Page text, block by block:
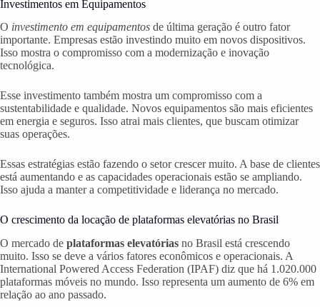
Investimentos em Equipamentos
O investimento em equipamentos de última geração é outro fator
importante. Empresas estão investindo muito em novos dispositivos.
Isso mostra o compromisso com a modernização e inovação
tecnológica.
Esse investimento também mostra um compromisso com a
sustentabilidade e qualidade. Novos equipamentos são mais eficientes
em energia e seguros. Isso atrai mais clientes, que buscam otimizar
suas operações.
Essas estratégias estão fazendo o setor crescer muito. A base de clientes
está aumentando e as capacidades operacionais estão se ampliando.
Isso ajuda a manter a competitividade e liderança no mercado.
O crescimento da locação de plataformas elevatórias no Brasil
O mercado de plataformas elevatórias no Brasil está crescendo
muito. Isso se deve a vários fatores econômicos e operacionais. A
International Powered Access Federation (IPAF) diz que há 1.020.000
plataformas móveis no mundo. Isso representa um aumento de 6% em
relação ao ano passado.